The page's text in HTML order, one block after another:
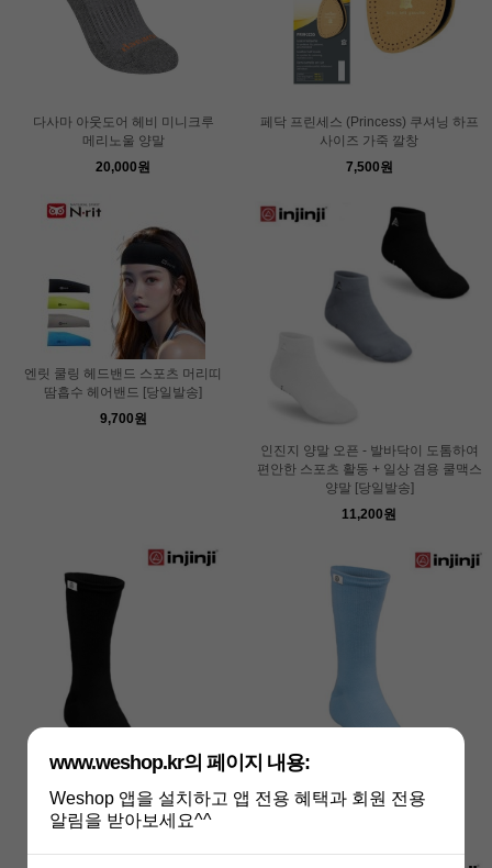
다사마 아웃도어 헤비 미니크루
메리노울 양말
20,000원
페닥 프린세스 (Princess) 쿠셔닝 하프
사이즈 가죽 깔창
7,500원
엔릿 쿨링 헤드밴드 스포츠 머리띠
땀흡수 헤어밴드 [당일발송]
9,700원
인진지 양말 오픈 - 발바닥이 도톰하여
편안한 스포츠 활동 + 일상 겸용 쿨맥스
양말 [당일발송]
11,200원
인진지 크루 블랙 [당일발송]
16,500원
인진지 크루 스카이 [당일발송]
www.weshop.kr의 페이지 내용:
Weshop 앱을 설치하고 앱 전용 혜택과 회원 전용
알림을 받아보세요^^